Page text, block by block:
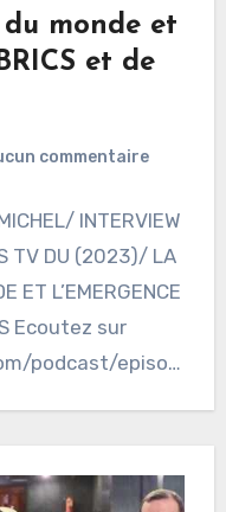
monde et
et de
commentaire
INTERVIEW
TV DU (2023)/ LA
ET L’EMERGENCE
Ecoutez sur
podcast/episod
09…